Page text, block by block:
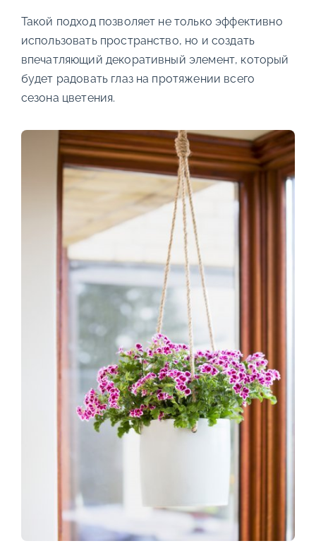
Такой подход позволяет не только эффективно
использовать пространство, но и создать
впечатляющий декоративный элемент, который
будет радовать глаз на протяжении всего
сезона цветения.